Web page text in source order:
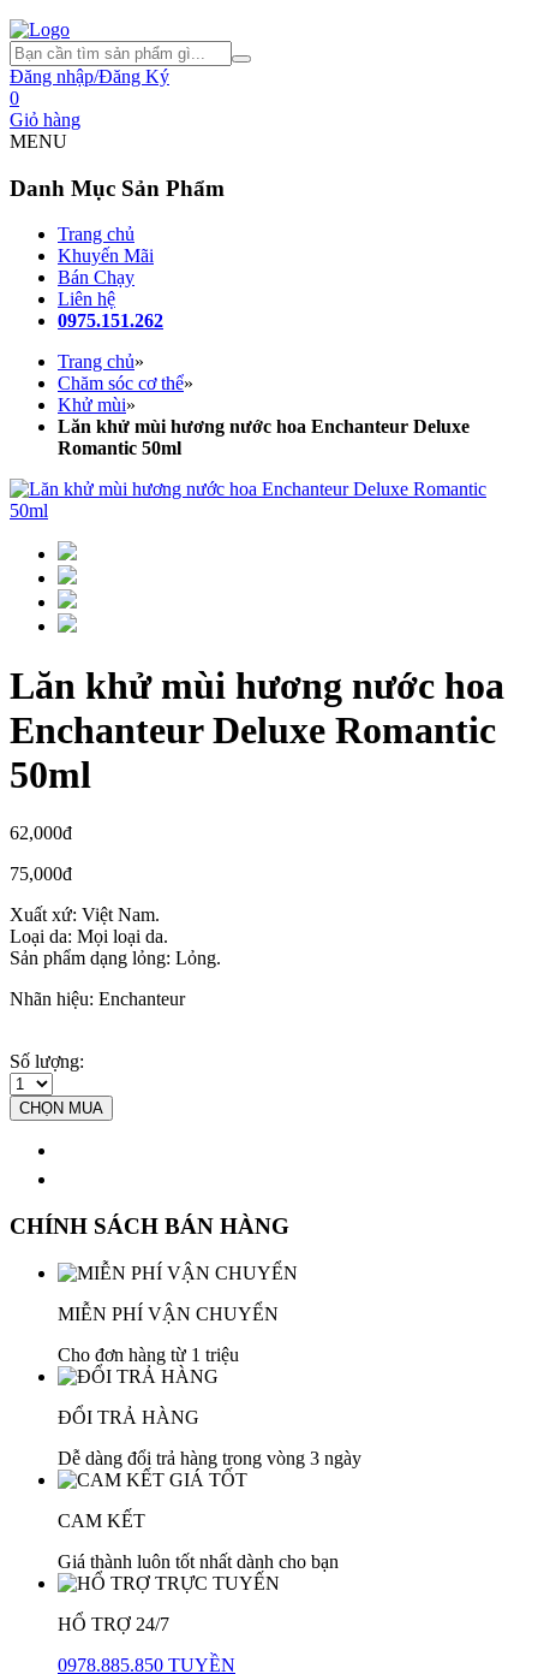
Đăng nhập/Đăng Ký
0
Giỏ hàng
MENU
Danh Mục Sản Phẩm
Trang chủ
Khuyến Mãi
Bán Chạy
Liên hệ
0975.151.262
Trang chủ»
Chăm sóc cơ thể»
Khử mùi»
Lăn khử mùi hương nước hoa Enchanteur Deluxe
Romantic 50ml
Lăn khử mùi hương nước hoa
Enchanteur Deluxe Romantic
50ml
62,000đ
75,000đ
Xuất xứ: Việt Nam.
Loại da: Mọi loại da.
Sản phẩm dạng lỏng: Lỏng.
Nhãn hiệu: Enchanteur
Số lượng:
CHỌN MUA
CHÍNH SÁCH BÁN HÀNG
MIỄN PHÍ VẬN CHUYỂN
Cho đơn hàng từ 1 triệu
ĐỔI TRẢ HÀNG
Dễ dàng đổi trả hàng trong vòng 3 ngày
CAM KẾT
Giá thành luôn tốt nhất dành cho bạn
HỔ TRỢ 24/7
0978.885.850 TUYỀN